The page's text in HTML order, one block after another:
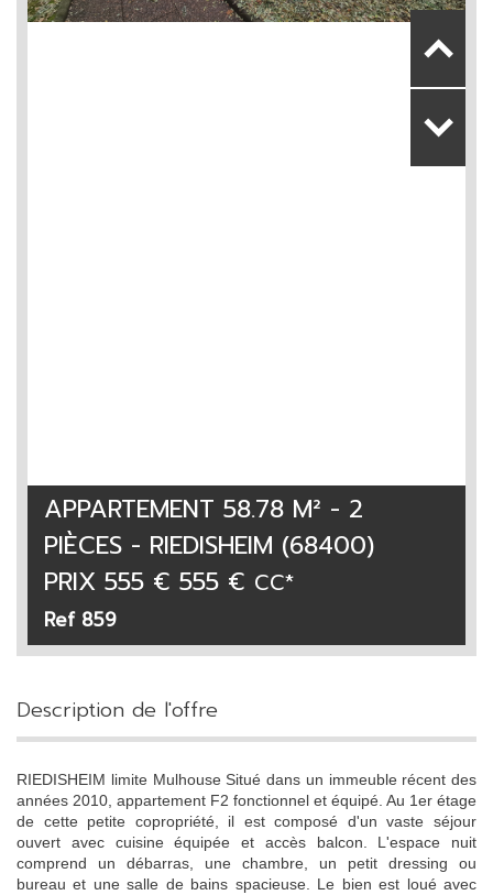
APPARTEMENT 58.78 M² - 2
PIÈCES - RIEDISHEIM (68400)
PRIX 555 € 555 € CC*
Ref 859
description de l'offre
RIEDISHEIM limite Mulhouse Situé dans un immeuble récent des
années 2010, appartement F2 fonctionnel et équipé. Au 1er étage
de cette petite copropriété, il est composé d'un vaste séjour
ouvert avec cuisine équipée et accès balcon. L'espace nuit
comprend un débarras, une chambre, un petit dressing ou
bureau et une salle de bains spacieuse. Le bien est loué avec